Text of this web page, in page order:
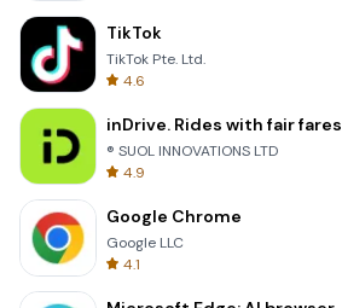
TikTok
TikTok Pte. Ltd.
4.6
inDrive. Rides with fair fares
® SUOL INNOVATIONS LTD
4.9
Google Chrome
Google LLC
4.1